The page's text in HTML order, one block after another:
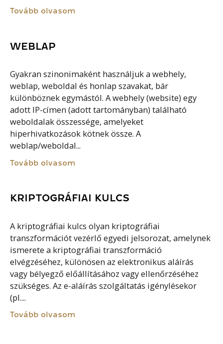
Tovább olvasom
WEBLAP
Gyakran szinonimaként használjuk a webhely,
weblap, weboldal és honlap szavakat, bár
különböznek egymástól. A webhely (website) egy
adott IP-címen (adott tartományban) található
weboldalak összessége, amelyeket
hiperhivatkozások kötnek össze. A
weblap/weboldal...
Tovább olvasom
KRIPTOGRÁFIAI KULCS
A kriptográfiai kulcs olyan kriptográfiai
transzformációt vezérlő egyedi jelsorozat, amelynek
ismerete a kriptográfiai transzformáció
elvégzéséhez, különösen az elektronikus aláírás
vagy bélyegző előállításához vagy ellenőrzéséhez
szükséges. Az e-aláírás szolgáltatás igénylésekor
(pl....
Tovább olvasom